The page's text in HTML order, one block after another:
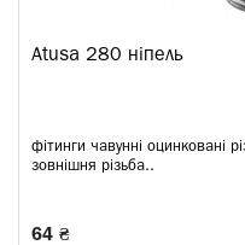
Atusa 280 ніпель
фітинги чавунні оцинковані
зовнішня різьба..
64 ₴